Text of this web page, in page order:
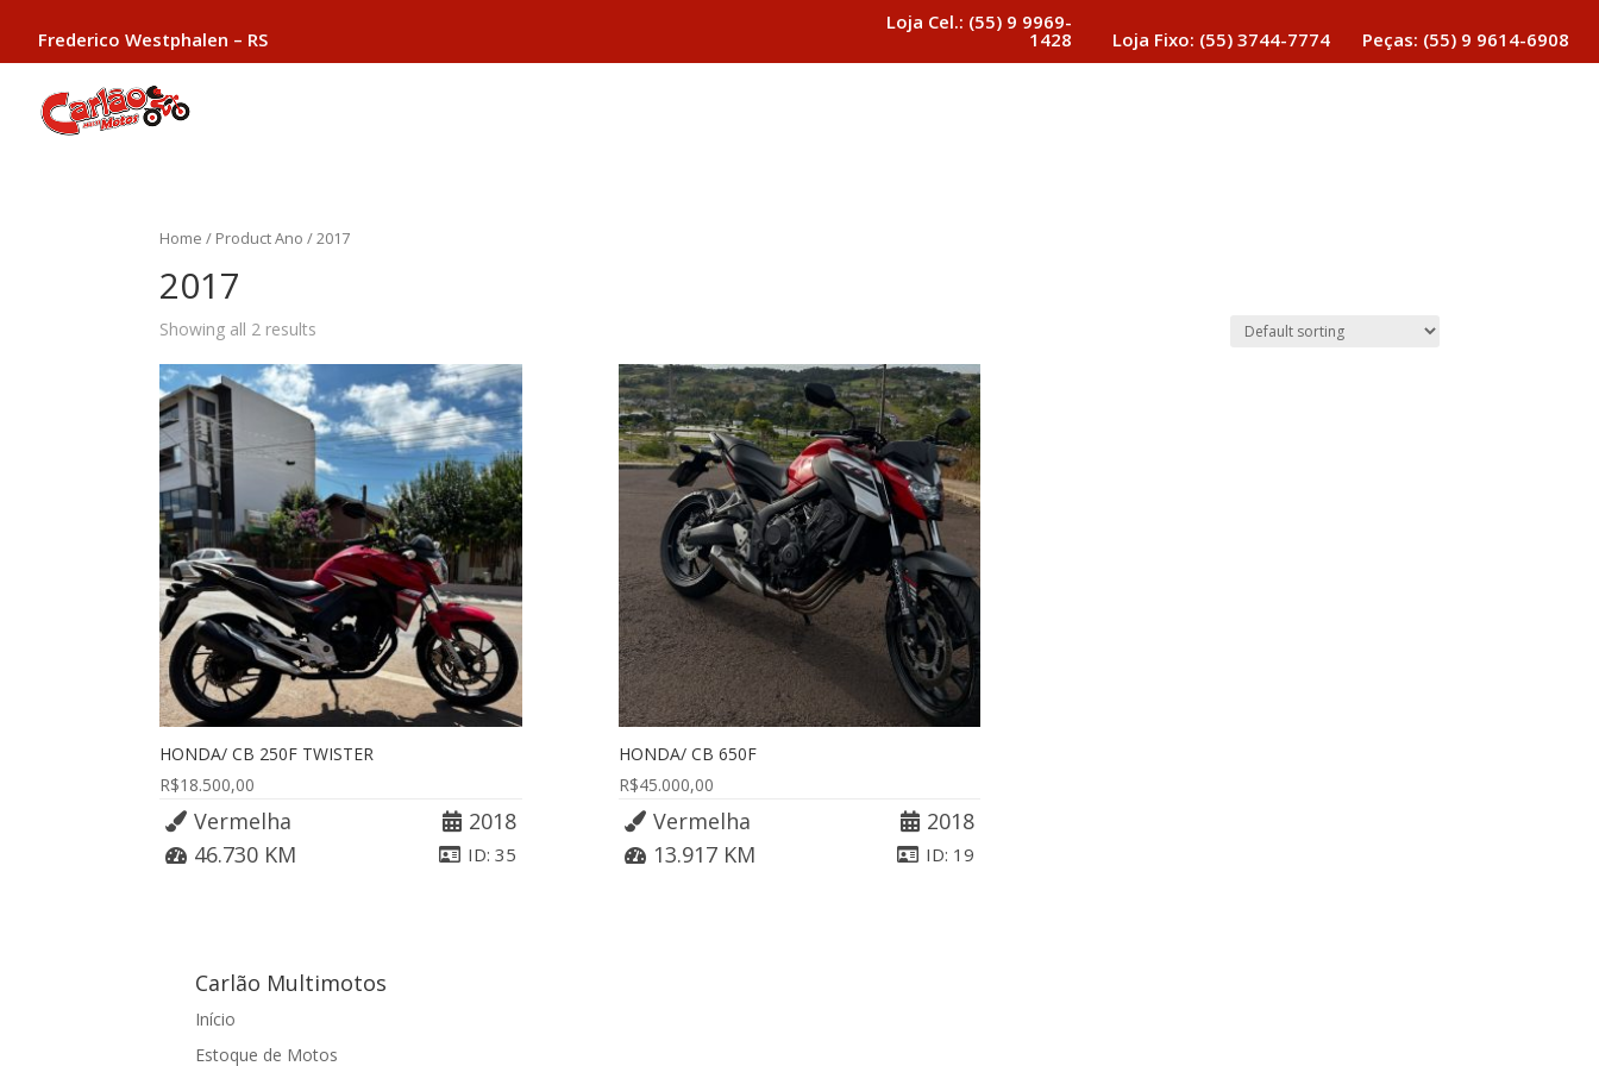
Frederico Westphalen – RS
Loja Cel.: (55) 9 9969-
1428 Loja Fixo: (55) 3744-7774 Peças: (55) 9 9614-6908
Home / Product Ano / 2017
2017
Showing all 2 results
HONDA/ CB 250F TWISTER
R$18.500,00
2018
Vermelha
ID: 35
46.730 KM
HONDA/ CB 650F
R$45.000,00
2018
Vermelha
ID: 19
13.917 KM
Carlão Multimotos
Início
Estoque de Motos